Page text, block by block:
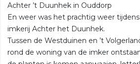
Achter ’t Duunhek in Ouddorp
En weer was het prachtig weer
imkerij Achter het Duunhek.
Tussen de Westduinen en ’t
rond de woning van de imker